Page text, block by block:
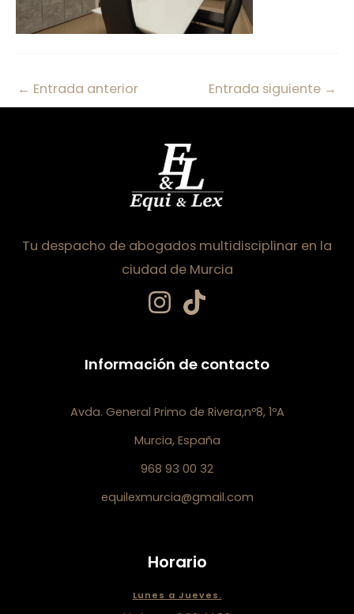
← Entrada anterior Entrada siguiente →
Tu despacho de abogados multidisciplinar en la
ciudad de Murcia
Información de contacto
Avda. General Primo de Rivera,nº8, 1ºA
Murcia, España
968 93 00 32
equilexmurcia@gmail.com
Horario
Lunes a Jueves.